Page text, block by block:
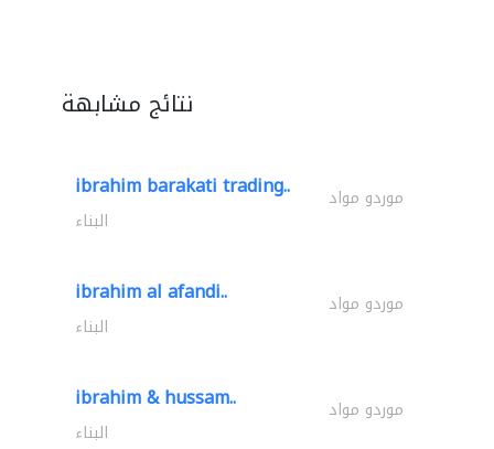
نتائج مشابهة
ibrahim barakati trading.. موردو مواد
البناء
ibrahim al afandi.. موردو مواد
البناء
ibrahim & hussam.. موردو مواد
البناء